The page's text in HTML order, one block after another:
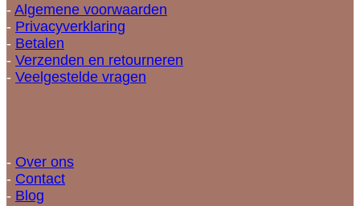
- Algemene voorwaarden
- Privacyverklaring
- Betalen
- Verzenden en retourneren
- Veelgestelde vragen
- Over ons
- Contact
- Blog